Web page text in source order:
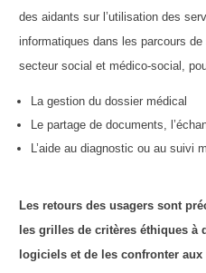
des aidants sur l’utilisation des
informatiques dans les parcours
secteur social et médico-social,
La gestion du dossier médical
Le partage de documents,
L’aide au diagnostic ou au suivi
Les retours des usagers sont
les grilles de critères éthiques à
logiciels et de les confronter